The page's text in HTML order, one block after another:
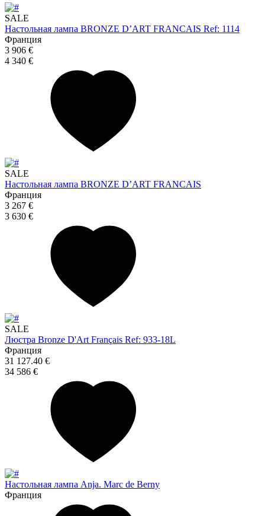
SALE
Настольная лампа BRONZE D’ART FRANCAIS Ref: 1114
Франция
3 906 €
4 340 €
SALE
Настольная лампа BRONZE D’ART FRANCAIS
Франция
3 267 €
3 630 €
SALE
Люстра Bronze D'Art Français Ref: 933-18L
Франция
31 127.40 €
34 586 €
Настольная лампа Anja. Marc de Berny
Франция